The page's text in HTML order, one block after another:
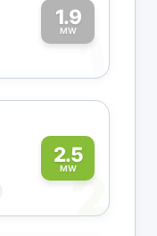
1.9
MW1
2.5
MW2